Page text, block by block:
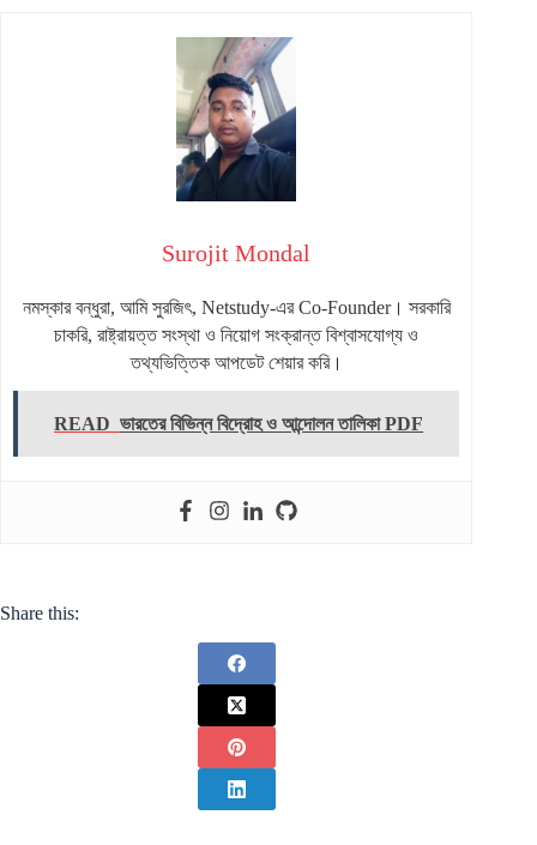
Surojit Mondal
নমস্কার বন্ধুরা, আমি সুরজিৎ, Netstudy-এর Co-Founder। সরকারি
চাকরি, রাষ্ট্রায়ত্ত সংস্থা ও নিয়োগ সংক্রান্ত বিশ্বাসযোগ্য ও
তথ্যভিত্তিক আপডেট শেয়ার করি।
READ ভারতের বিভিন্ন বিদ্রোহ ও আন্দোলন তালিকা PDF
Share this: